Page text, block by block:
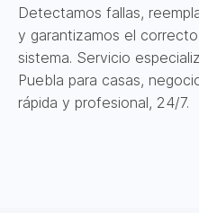
Detectamos fallas,
y garantizamos el
sistema. Servicio
Puebla para casas,
rápida y profesional, 24/7.